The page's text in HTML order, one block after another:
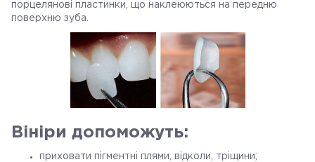
порцелянові пластинки, що наклеюються на передню
поверхню зуба.
Вініри допоможуть:
приховати пігментні плями, відколи, тріщини;